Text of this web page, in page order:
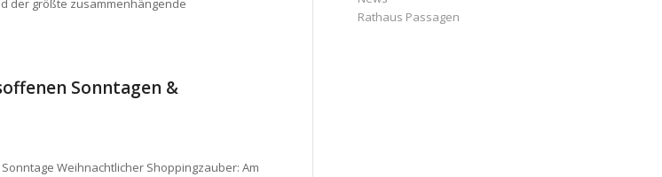
der größte zusammenhängende
Sonntagen &
Weihnachtlicher Shoppingzauber: Am
Rathaus Passagen